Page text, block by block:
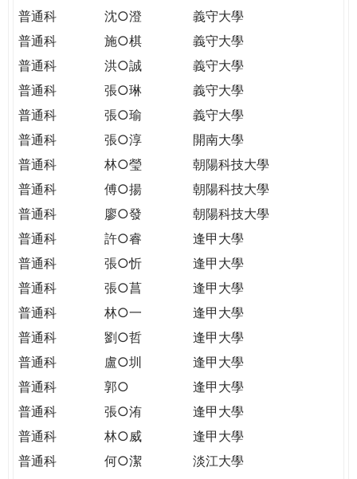
普通科
沈○澄
義守大學
普通科
施○棋
義守大學
普通科
洪○誠
義守大學
普通科
張○琳
義守大學
普通科
張○瑜
義守大學
普通科
張○淳
開南大學
普通科
林○瑩
朝陽科技大學
普通科
傅○揚
朝陽科技大學
普通科
廖○發
朝陽科技大學
普通科
許○睿
逢甲大學
普通科
張○忻
逢甲大學
普通科
張○菖
逢甲大學
普通科
林○一
逢甲大學
普通科
劉○哲
逢甲大學
普通科
盧○圳
逢甲大學
普通科
郭○
逢甲大學
普通科
張○洧
逢甲大學
普通科
林○威
逢甲大學
普通科
何○潔
淡江大學